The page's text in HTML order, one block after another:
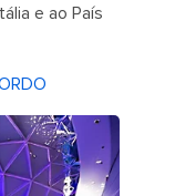
e ao País